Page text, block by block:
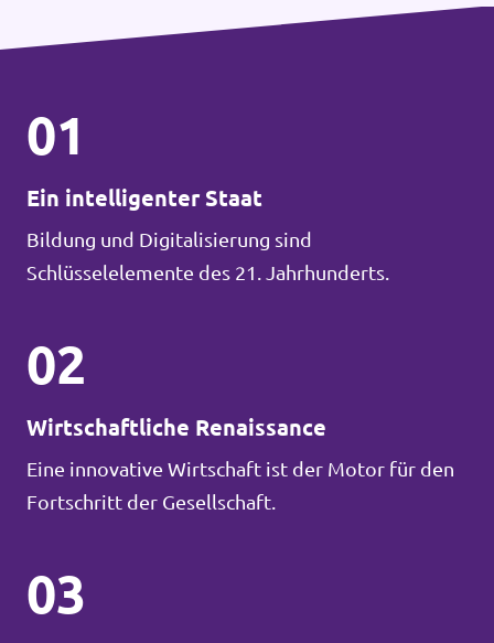
01
Ein intelligenter Staat
Bildung und Digitalisierung sind
Schlüsselelemente des 21. Jahrhunderts.
02
Wirtschaftliche Renaissance
Eine innovative Wirtschaft ist der Motor für den
Fortschritt der Gesellschaft.
03